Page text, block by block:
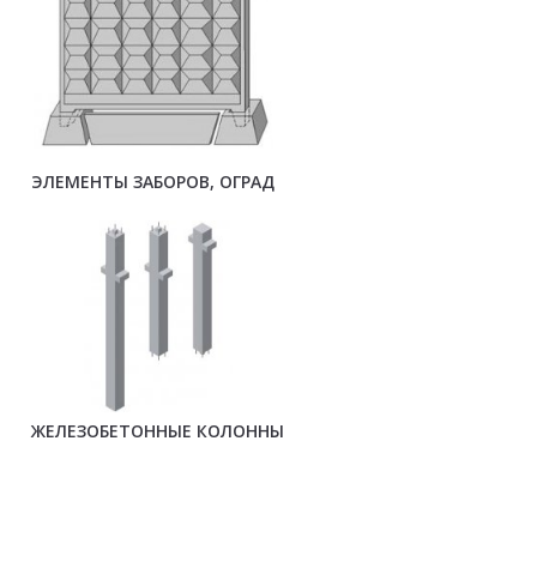
ЭЛЕМЕНТЫ ЗАБОРОВ, ОГРАД
ЖЕЛЕЗОБЕТОННЫЕ КОЛОННЫ